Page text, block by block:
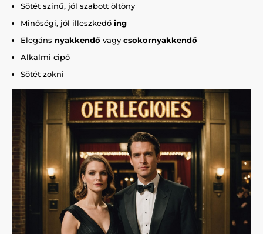
Sötét színű, jól szabott öltöny
Minőségi, jól illeszkedő ing
Elegáns nyakkendő vagy csokornyakkendő
Alkalmi cipő
Sötét zokni